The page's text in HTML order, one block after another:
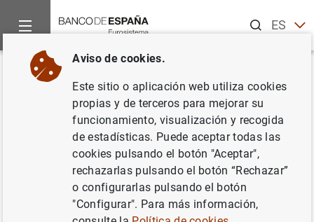
ESEN
Inicio Noticias y eventos
Volver
Balanza de pagos trimestral de
la zona del euro y posición de
inversión internacional (primer
trimestre de 2015)
Aviso de cookies.
Este sitio o aplicación web utiliza cookies
propias y de terceros para mejorar su
funcionamiento, visualización y recogida
de estadísticas. Puede aceptar todas las
cookies pulsando el botón "Aceptar",
rechazarlas pulsando el botón “Rechazar”
o configurarlas pulsando el botón
"Configurar". Para más información,